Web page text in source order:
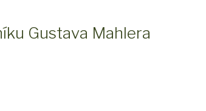
Gustava Mahlera